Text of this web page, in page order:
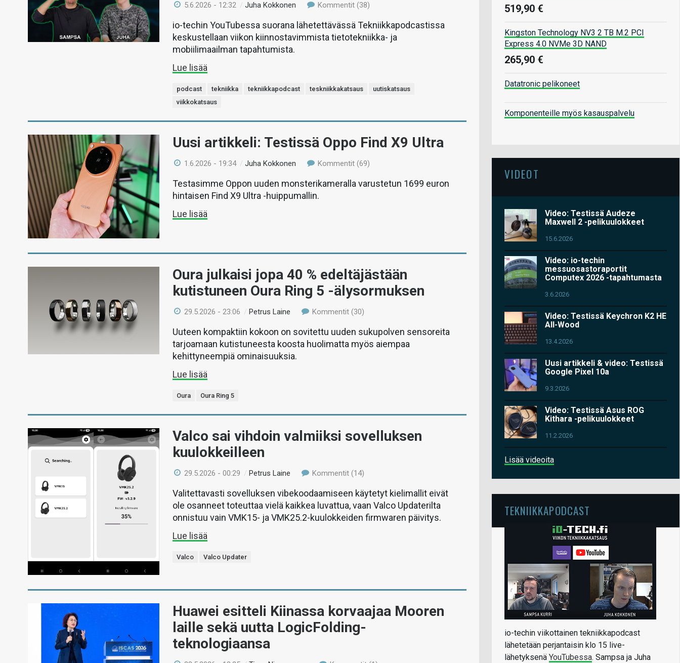
5.6.2026 - 12:32 /Juha Kokkonen Kommentit (38)
io-techin YouTubessa suorana lähetettävässä Tekniikkapodcastissa
keskustellaan viikon kiinnostavimmista tietotekniikka- ja
mobiilimaailman tapahtumista.
Lue lisää
podcast tekniikka tekniikkapodcast teskniikkakatsaus
uutiskatsaus
viikkokatsaus
Uusi artikkeli: Testissä Oppo Find X9 Ultra
1.6.2026 - 19:34 /Juha Kokkonen Kommentit (69)
Testasimme Oppon uuden monsterikameralla varustetun 1699 euron
hintaisen Find X9 Ultra -huippumallin.
Lue lisää
Oura julkaisi jopa 40 % edeltäjästään
kutistuneen Oura Ring 5 -älysormuksen
29.5.2026 - 23:06 /Petrus Laine Kommentit (30)
Uuteen kompaktiin kokoon on sovitettu uuden sukupolven sensoreita
tarjoamaan kutistuneesta koosta huolimatta myös aiempaa
kehittyneempiä ominaisuuksia.
Lue lisää
Oura Oura Ring 5
Valco sai vihdoin valmiiksi sovelluksen
kuulokkeilleen
29.5.2026 - 00:29 /Petrus Laine Kommentit (14)
Valitettavasti sovelluksen vibekoodaamiseen käytetyt kielimallit eivät
ole osanneet toteuttaa vielä kaikkea luvattua, vaan Valco Updaterilta
onnistuu vain VMK15- ja VMK25.2-kuulokkeiden firmwaren päivitys.
Lue lisää
Valco Valco Updater
Huawei esitteli Kiinassa korvaajaa Mooren
laille sekä uutta LogicFolding-
teknologiaansa
519,90 €
Kingston Technology NV3 2 TB M.2 PCI
Express 4.0 NVMe 3D NAND
265,90 €
Datatronic pelikoneet
Komponenteille myös kasauspalvelu
VIDEOT
Video: Testissä Audeze
Maxwell 2 -pelikuulokkeet
15.6.2026
Video: io-techin
messuosastoraportit
Computex 2026 -tapahtumasta
3.6.2026
Video: Testissä Keychron K2 HE
All-Wood
13.4.2026
Uusi artikkeli & video: Testissä
Google Pixel 10a
9.3.2026
Video: Testissä Asus ROG
Kithara -pelikuulokkeet
11.2.2026
Lisää videoita
TEKNIIKKAPODCAST
io-techin viikottainen tekniikkapodcast
lähetetään perjantaisin klo 15 live-
lähetyksenä YouTubessa. Sampsa ja Juha